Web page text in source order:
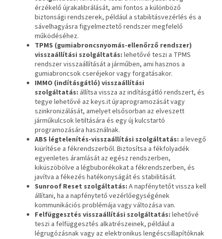
érzékelő újrakalibrálását, ami fontos a különböző
biztonsági rendszerek, például a stabilitásvezérlés és a
sávelhagyásra figyelmeztető rendszer megfelelő
működéséhez.
TPMS (gumiabroncsnyomás-ellenőrző rendszer)
visszaállítási szolgáltatás: lehetővé teszi a TPMS
rendszer visszaállítását a járműben, ami hasznos a
gumiabroncsok cseréjekor vagy forgatásakor.
IMMO (indításgátló) visszaállítási
szolgáltatás: állítsa vissza az indításgátló rendszert, és
tegye lehetővé az keys.it újraprogramozását vagy
szinkronizálását, amelyet elsősorban az elveszett
járműkulcsok letiltására és egy új kulcstartó
programozására használnak.
ABS légtelenítés-visszaállítási szolgáltatás: a levegő
kiürítése a fékrendszerből. Biztosítsa a fékfolyadék
egyenletes áramlását az egész rendszerben,
kiküszöbölve a légbuborékokat a fékrendszerben, és
javítva a fékezés hatékonyságát és stabilitását.
Sunroof Reset szolgáltatás: A napfénytetőt vissza kell
állítani, ha a napfénytető vezérlőegységének
kommunikációs problémája vagy változása van.
Felfüggesztés visszaállítási szolgáltatás: lehetővé
teszi a felfüggesztés alkatrészeinek, például a
légrugózásnak vagy az elektronikus lengéscsillapítóknak